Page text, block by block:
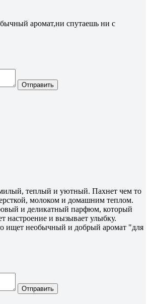
аромат,ни спутаешь ни с
Отправить
теплый и уютный. Пахнет чем то
молоком и домашним теплом.
и деликатный парфюм, который
настроение и вызывает улыбку.
ищет необычный и добрый аромат "для
Отправить